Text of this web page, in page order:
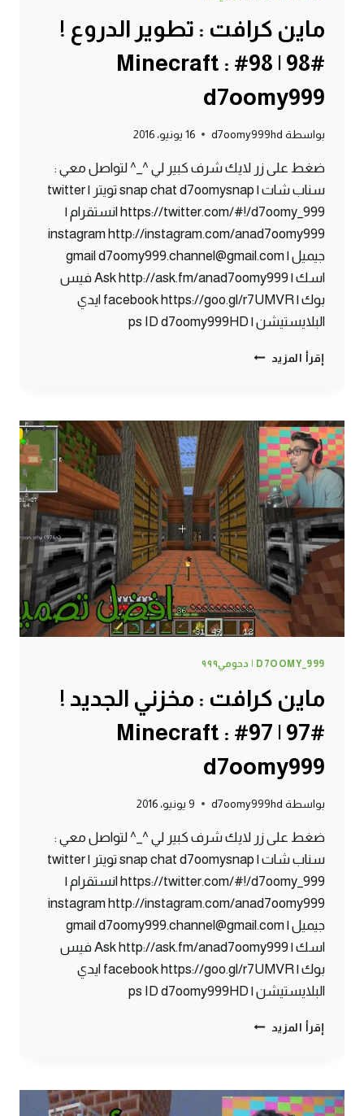
ماين كرافت : تطوير الدروع !
#98 | 98# Minecraft :
d7oomy999
بواسطة d7oomy999hd 16 يونيو، 2016
ضغط على زر لايك شرف كبير لي ^_^ لتواصل معي :
سناب شات | snap chat d7oomysnap تويتر | twitter
https://twitter.com/#!/d7oomy_999 انستقرام |
instagram http://instagram.com/anad7oomy999
جيميل | gmail d7oomy999.channel@gmail.com
اسك | Ask http://ask.fm/anad7oomy999 فيس
بوك | facebook https://goo.gl/r7UMVR ايدي
البلايستيشن | ps ID d7oomy999HD
إقرأ المزيد ماين
الدروع
!
#98
|
98#
MINECRAFT
:
D7OOMY999
D7OOMY_999 | دحومي٩٩٩
ماين كرافت : مخزني الجديد !
#97 | 97# Minecraft :
d7oomy999
بواسطة d7oomy999hd 9 يونيو، 2016
ضغط على زر لايك شرف كبير لي ^_^ لتواصل معي :
سناب شات | snap chat d7oomysnap تويتر | twitter
https://twitter.com/#!/d7oomy_999 انستقرام |
instagram http://instagram.com/anad7oomy999
جيميل | gmail d7oomy999.channel@gmail.com
اسك | Ask http://ask.fm/anad7oomy999 فيس
بوك | facebook https://goo.gl/r7UMVR ايدي
البلايستيشن | ps ID d7oomy999HD
إقرأ المزيد ماين
الجديد
!